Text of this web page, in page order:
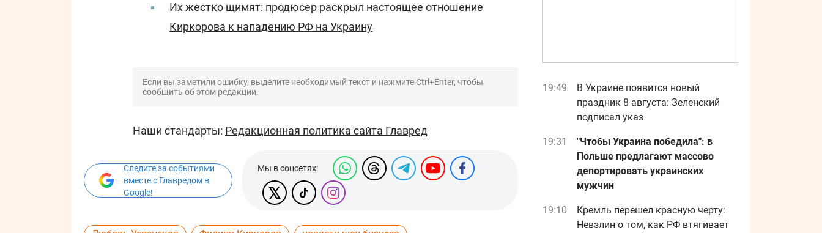
Их жестко щимят: продюсер раскрыл настоящее отношение
Киркорова к нападению РФ на Украину
Если вы заметили ошибку, выделите необходимый текст и нажмите Ctrl+Enter, чтобы
сообщить об этом редакции.
Наши стандарты: Редакционная политика сайта Главред
Следите за событиями
вместе с Главредом в
Google!
Мы в соцсетях:
19:49
В Украине появится новый
праздник 8 августа: Зеленский
подписал указ
19:31
"Чтобы Украина победила": в
Польше предлагают массово
депортировать украинских
мужчин
19:10
Кремль перешел красную черту:
Невзлин о том, как РФ втягивает